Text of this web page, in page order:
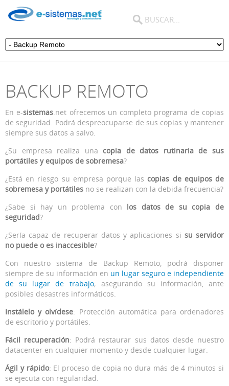
BACKUP REMOTO
En e-sistemas.net ofrecemos un completo programa de copias
de seguridad. Podrá despreocuparse de sus copias y mantener
siempre sus datos a salvo.
¿Su empresa realiza unacopia de datos rutinaria de sus
portátiles y equipos de sobremesa?
¿Está en riesgo su empresa porque lascopias de equipos de
sobremesa y portátiles no se realizan con la debida frecuencia?
¿Sabe si hay un problema con los datos de su copia de
seguridad?
¿Sería capaz de recuperar datos y aplicaciones si su servidor
no puede o es inaccesible?
Con nuestro sistema de Backup Remoto, podrá disponer
siempre de su información en un lugar seguro e independiente
de su lugar de trabajo; asegurando su información, ante
posibles desastres informáticos.
Instálelo y olvídese: Protección automática para ordenadores
de escritorio y portátiles.
Fácil recuperación: Podrá restaurar sus datos desde nuestro
datacenter en cualquier momento y desde cualquier lugar.
Ágil y rápido: El proceso de copia no dura más de 4 minutos si
se ejecuta con regularidad.